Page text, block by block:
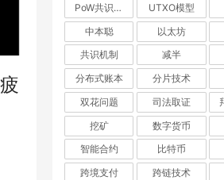
PoW共识机制
UTXO模型
中本聪
以太坊
共识机制
减半
分布式账本
分片技术
双花问题
司法取证
挖矿
数字货币
智能合约
比特币
跨境支付
跨链技术